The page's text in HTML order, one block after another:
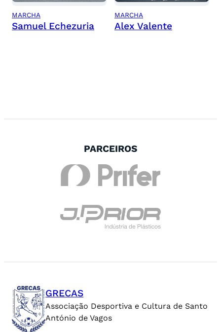
MARCHA
Samuel Echezuria
MARCHA
Alex Valente
PARCEIROS
GRECAS
Associação Desportiva e Cultura de Santo
António de Vagos